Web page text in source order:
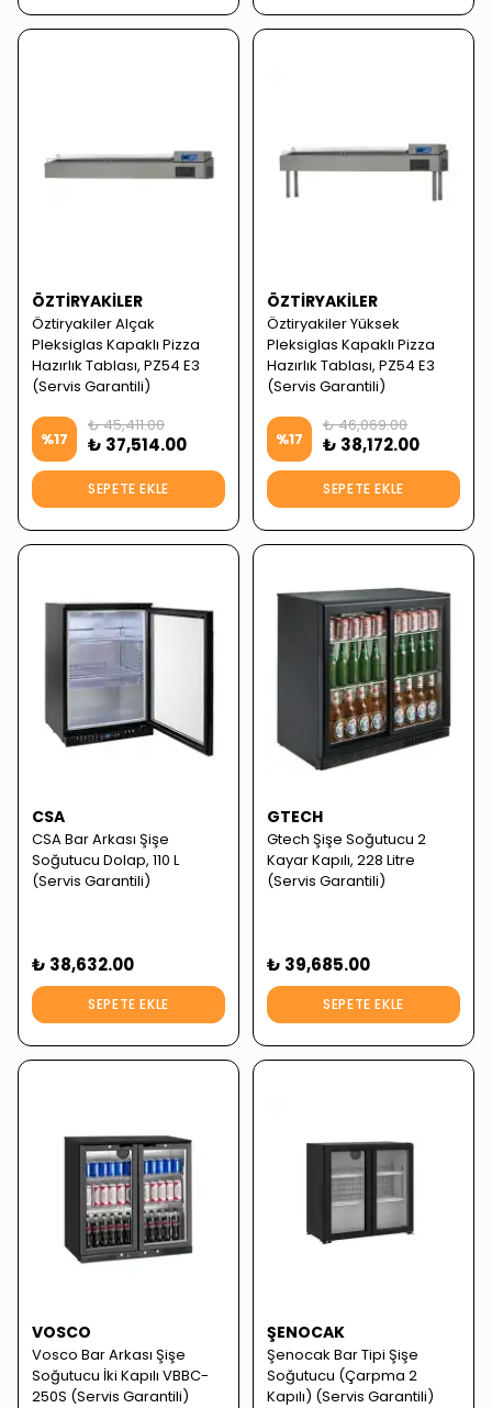
ÖZTIRYAKILER
Öztiryakiler Alçak
Pleksiglas Kapaklı Pizza
Hazırlık Tablası, PZ54 E3
(Servis Garantili)
%17
₺ 45,411.00
₺ 37,514.00
SEPETE EKLE
ÖZTIRYAKILER
Öztiryakiler Yüksek
Pleksiglas Kapaklı Pizza
Hazırlık Tablası, PZ54 E3
(Servis Garantili)
%17
₺ 46,069.00
₺ 38,172.00
SEPETE EKLE
CSA
CSA Bar Arkası Şişe
Soğutucu Dolap, 110 L
(Servis Garantili)
₺ 38,632.00
SEPETE EKLE
GTECH
Gtech Şişe Soğutucu 2
Kayar Kapılı, 228 Litre
(Servis Garantili)
₺ 39,685.00
SEPETE EKLE
VOSCO
Vosco Bar Arkası Şişe
Soğutucu İki Kapılı VBBC-
250S (Servis Garantili)
ŞENOCAK
Şenocak Bar Tipi Şişe
Soğutucu (Çarpma 2
Kapılı) (Servis Garantili)